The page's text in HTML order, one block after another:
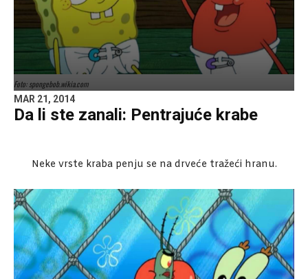
Foto: spongebob.wikia.com
MAR 21, 2014
Da li ste zanali: Pentrajuće krabe
Neke vrste kraba penju se na drveće tražeći hranu.